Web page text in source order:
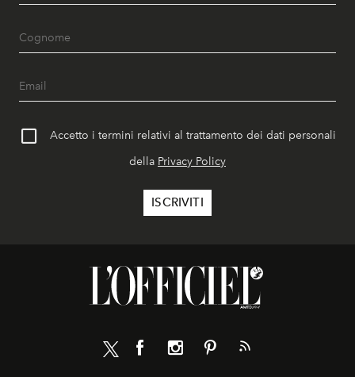
Accetto i termini relativi al trattamento dei dati personali
della Privacy Policy